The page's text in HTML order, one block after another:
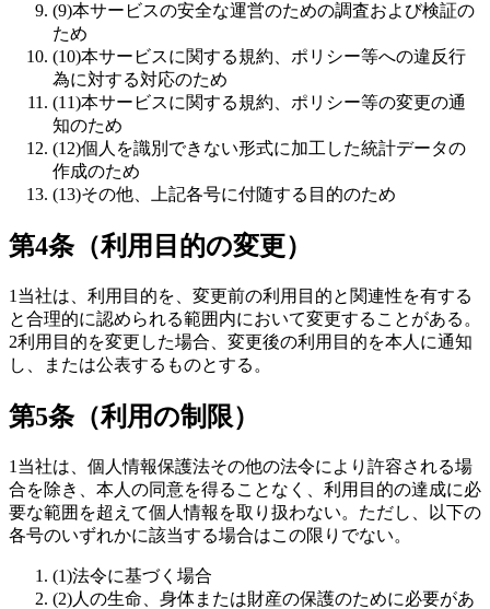
(9)本サービスの安全な運営のための調査および検証の
ため
(10)本サービスに関する規約、ポリシー等への違反行
為に対する対応のため
(11)本サービスに関する規約、ポリシー等の変更の通
知のため
(12)個人を識別できない形式に加工した統計データの
作成のため
(13)その他、上記各号に付随する目的のため
第4条（利用目的の変更）
1 当社は、利用目的を、変更前の利用目的と関連性を有する
と合理的に認められる範囲内において変更することがある。
2利用目的を変更した場合、変更後の利用目的を本人に通知
し、または公表するものとする。
第5条（利用の制限）
1 当社は、個人情報保護法その他の法令により許容される場
合を除き、本人の同意を得ることなく、利用目的の達成に必
要な範囲を超えて個人情報を取り扱わない。ただし、以下の
各号のいずれかに該当する場合はこの限りでない。
(1)法令に基づく場合
(2)人の生命、身体または財産の保護のために必要があ